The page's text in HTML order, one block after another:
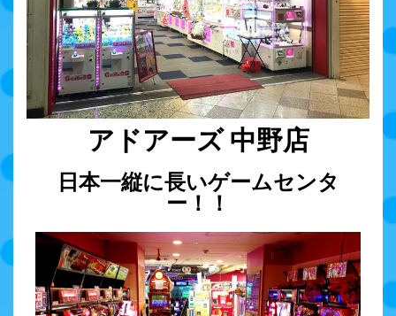
アドアーズ 中野店
日本一縦に長いゲームセンタ
ー！！